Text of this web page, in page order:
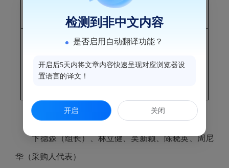
五、评审专家（单一来源采购人员）名单：
卞德森（组长）、林立健、吴新颖、陈晓英、周尼
华（采购人代表）
检测到非中文内容
是否启用自动翻译功能？
开启后5天内将文章内容快速呈现对应浏览器设
置语言的译文！
开启 关闭